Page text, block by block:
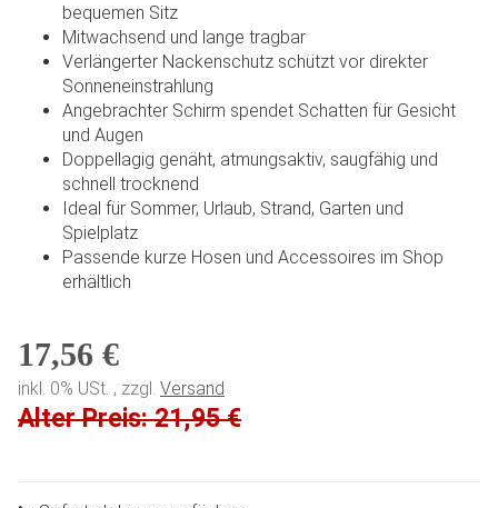
bequemen Sitz
Mitwachsend und lange tragbar
Verlängerter Nackenschutz schützt vor direkter
Sonneneinstrahlung
Angebrachter Schirm spendet Schatten für Gesicht
und Augen
Doppellagig genäht, atmungsaktiv, saugfähig und
schnell trocknend
Ideal für Sommer, Urlaub, Strand, Garten und
Spielplatz
Passende kurze Hosen und Accessoires im Shop
erhältlich
17,56 €
inkl. 0% USt. , zzgl. Versand
Alter Preis: 21,95 €